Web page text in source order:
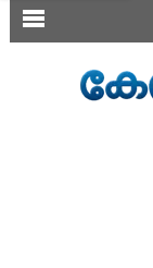
SECTIONS